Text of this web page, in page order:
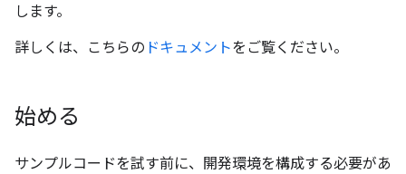
します。
詳しくは、こちらの ドキュメントをご覧ください。
始める
サンプルコードを試す前に、開発環境を構成する必要があ